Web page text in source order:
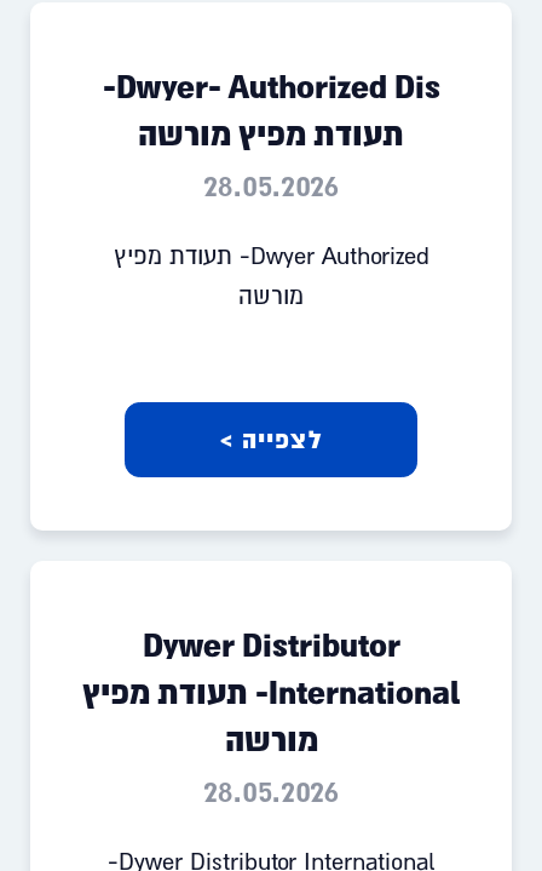
Dwyer- Authorized Dis-
תעודת מפיץ מורשה
28.05.2026
Dwyer Authorized- תעודת מפיץ
מורשה
לצפייה >
Dywer Distributor
International- תעודת מפיץ
מורשה
28.05.2026
Dywer Distributor International-